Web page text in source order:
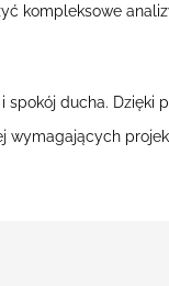
kompleksowe
ducha.
wymagających